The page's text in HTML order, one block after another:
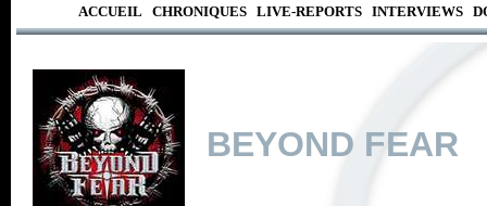
ACCUEIL CHRONIQUES LIVE-REPORTS INTERVIEWS
BEYOND FEAR